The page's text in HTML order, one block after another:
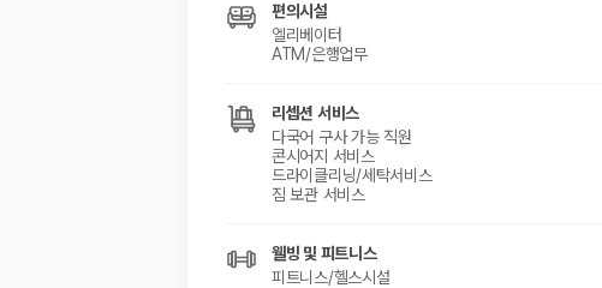
편의시설
엘리베이터
ATM/은행업무
리셉션 서비스
다국어 구사 가능 직원
콘시어지 서비스
드라이클리닝/세탁서비스
짐 보관 서비스
웰빙 및 피트니스
피트니스/헬스시설